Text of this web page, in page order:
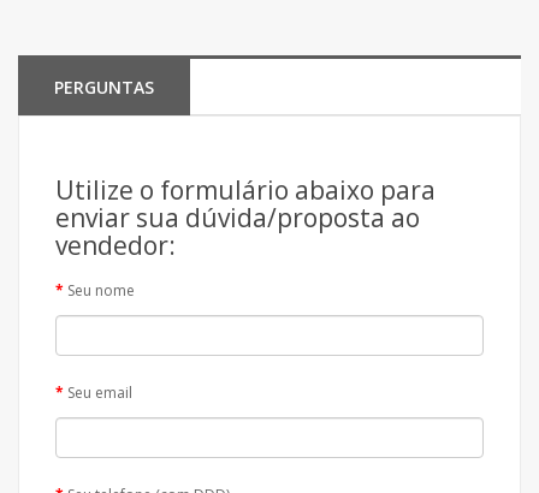
PERGUNTAS
Utilize o formulário abaixo para
enviar sua dúvida/proposta ao
vendedor:
Seu nome
Seu email